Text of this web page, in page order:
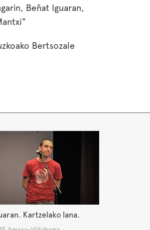
Beñat Iguaran,
Bertsozale
Kartzelako lana.